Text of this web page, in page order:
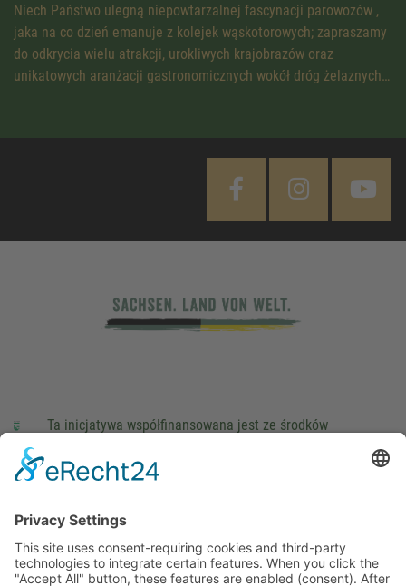
Niech Państwo ulegną niepowtarzalnej fascynacji parowozów ,
jaka na co dzień emanuje z kolejek wąskotorowych; zapraszamy
do odkrycia wielu atrakcji, urokliwych krajobrazów oraz
unikatowych aranżacji gastronomicznych wokół dróg żelaznych…
Ta inicjatywa współfinansowana jest ze środków
parlamentarzystów Landtagu Saksońskiego budżetu.
stopka redakcyjna